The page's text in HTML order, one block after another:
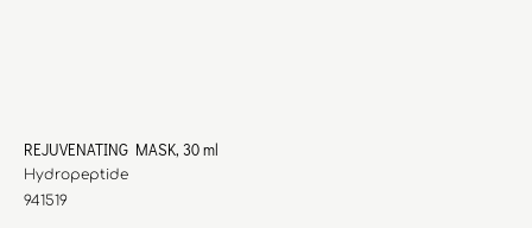
REJUVENATING MASK, 30 ml
Hydropeptide
941519